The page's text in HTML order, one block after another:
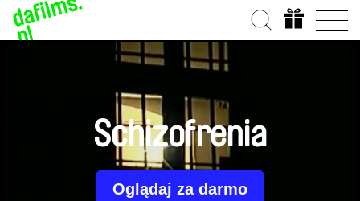
Schizofrenia
Oglądaj za darmo